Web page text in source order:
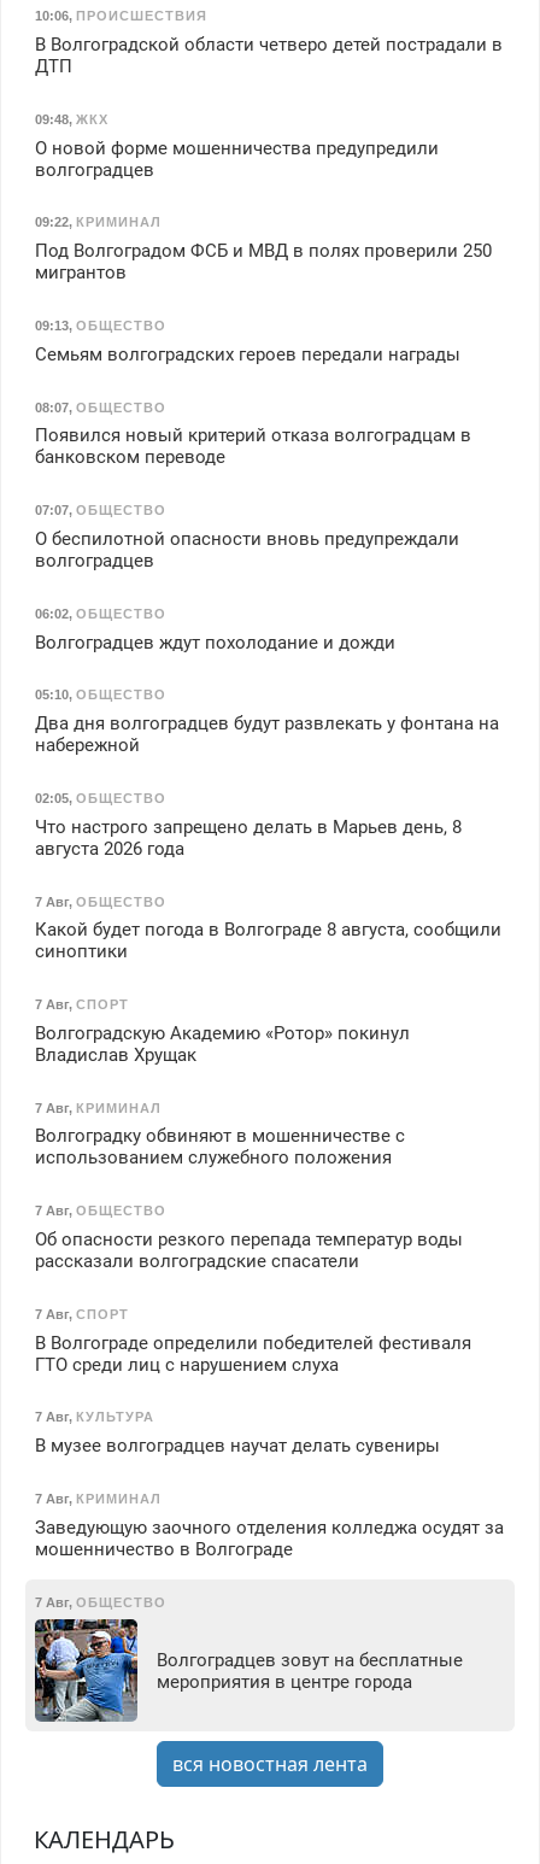
10:06, ПРОИСШЕСТВИЯ
В Волгоградской области четверо детей пострадали в
ДТП
09:48, ЖКХ
О новой форме мошенничества предупредили
волгоградцев
09:22, КРИМИНАЛ
Под Волгоградом ФСБ и МВД в полях проверили 250
мигрантов
09:13, ОБЩЕСТВО
Семьям волгоградских героев передали награды
08:07, ОБЩЕСТВО
Появился новый критерий отказа волгоградцам в
банковском переводе
07:07, ОБЩЕСТВО
О беспилотной опасности вновь предупреждали
волгоградцев
06:02, ОБЩЕСТВО
Волгоградцев ждут похолодание и дожди
05:10, ОБЩЕСТВО
Два дня волгоградцев будут развлекать у фонтана на
набережной
02:05, ОБЩЕСТВО
Что настрого запрещено делать в Марьев день, 8
августа 2026 года
7 Авг, ОБЩЕСТВО
Какой будет погода в Волгограде 8 августа, сообщили
синоптики
7 Авг, СПОРТ
Волгоградскую Академию «Ротор» покинул
Владислав Хрущак
7 Авг, КРИМИНАЛ
Волгоградку обвиняют в мошенничестве с
использованием служебного положения
7 Авг, ОБЩЕСТВО
Об опасности резкого перепада температур воды
рассказали волгоградские спасатели
7 Авг, СПОРТ
В Волгограде определили победителей фестиваля
ГТО среди лиц с нарушением слуха
7 Авг, КУЛЬТУРА
В музее волгоградцев научат делать сувениры
7 Авг, КРИМИНАЛ
Заведующую заочного отделения колледжа осудят за
мошенничество в Волгограде
7 Авг, ОБЩЕСТВО
Волгоградцев зовут на бесплатные
мероприятия в центре города
вся новостная лента
КАЛЕНДАРЬ